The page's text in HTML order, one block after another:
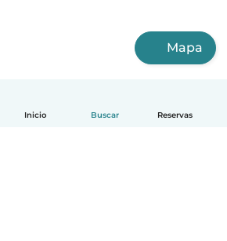
Inicio Buscar Reservas
Mapa